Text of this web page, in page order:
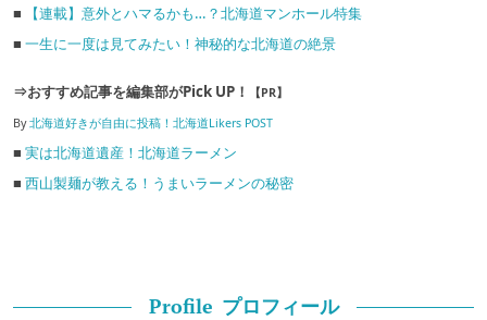
■
【連載】意外とハマるかも…？北海道マンホール特集
■ 一生に一度は見てみたい！神秘的な北海道の絶景
⇒おすすめ記事を編集部がPick UP！
【PR】
By北海道好きが自由に投稿！北海道Likers POST
■ 実は北海道遺産！北海道ラーメン
■ 西山製麺が教える！うまいラーメンの秘密
Profile プロフィール